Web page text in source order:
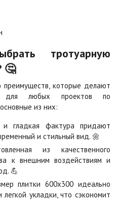
Неаполь
Осень
Цена по запросу
Сансет
Цена по запросу
Серая
Цена по запросу
тротуарную
🤔
которые делают
для любых проектов по
из них:
гладкая фактура придают
и стильный вид. 🌼
из качественного
к внешним воздействиям и
💪
плитки 600х300 идеально
укладки, что сэкономит